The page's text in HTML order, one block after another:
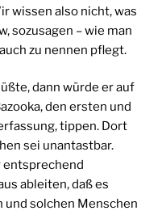
wissen also nicht, was
sozusagen – wie man
zu nennen pflegt.
dann würde er auf
den ersten und
tippen. Dort
sei unantastbar.
entsprechend
ableiten, daß es
und solchen Menschen